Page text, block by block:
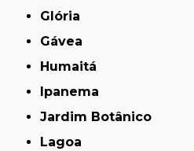
Glória
Gávea
Humaitá
Ipanema
Jardim Botânico
Lagoa